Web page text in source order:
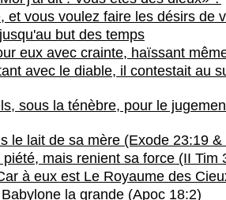
et vous voulez faire les désirs de
but des temps
eux avec crainte, haïssant
avec le diable, il contestait au
sous la ténèbre, pour le
le lait de sa mère (Exode 23:19
mais renient sa force (II Tim
à eux est Le Royaume des
la grande (Apoc 18:2)